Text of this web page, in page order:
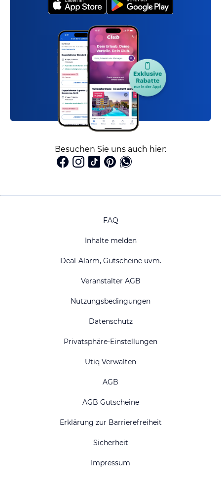
Besuchen Sie uns auch hier:
FAQ
Inhalte melden
Deal-Alarm, Gutscheine uvm.
Veranstalter AGB
Nutzungsbedingungen
Datenschutz
Privatsphäre-Einstellungen
Utiq Verwalten
AGB
AGB Gutscheine
Erklärung zur Barrierefreiheit
Sicherheit
Impressum